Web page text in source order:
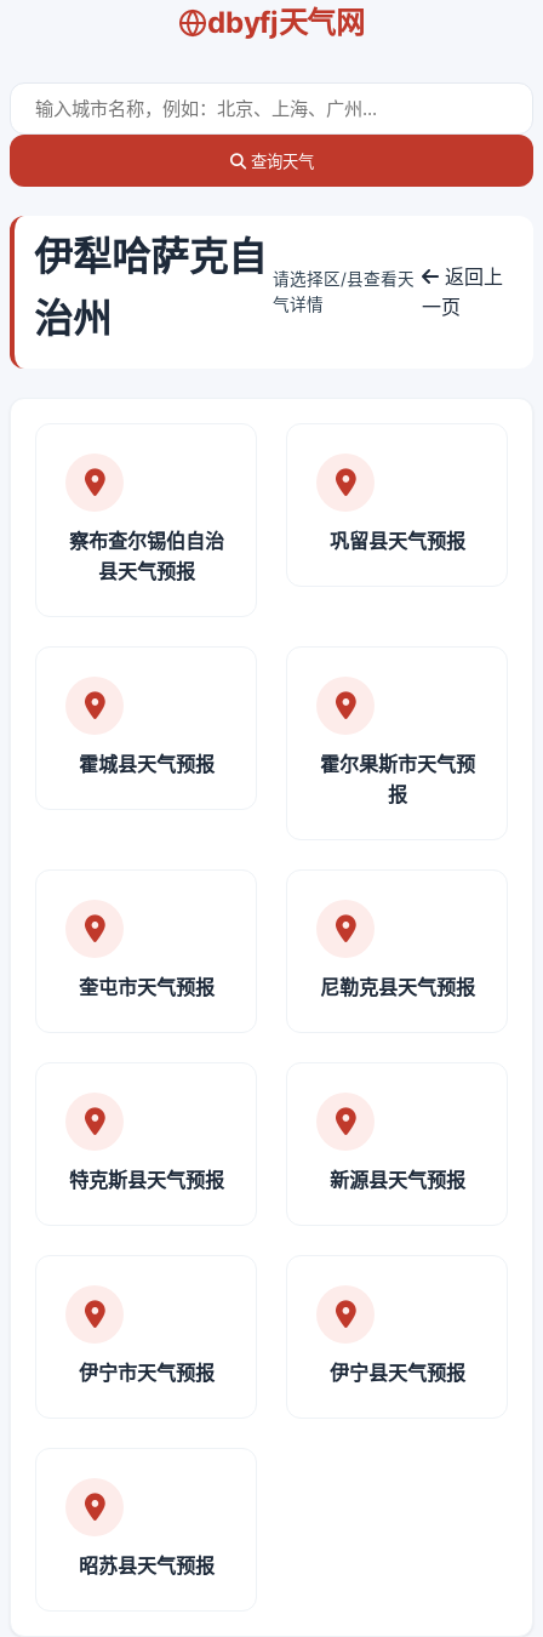
dbyfj天气网
查询天气
伊犁哈萨克自
治州
请选择区/县查看天
气详情
返回上
一页
察布查尔锡伯自治
县天气预报
巩留县天气预报
霍城县天气预报
霍尔果斯市天气预
报
奎屯市天气预报 尼勒克县天气预报
特克斯县天气预报 新源县天气预报
伊宁市天气预报 伊宁县天气预报
昭苏县天气预报